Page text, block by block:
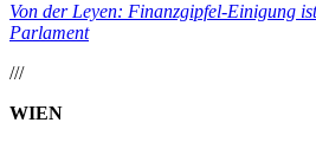
Von der Leyen: Finanzgipfel-Einigung
Parlament
///
WIEN